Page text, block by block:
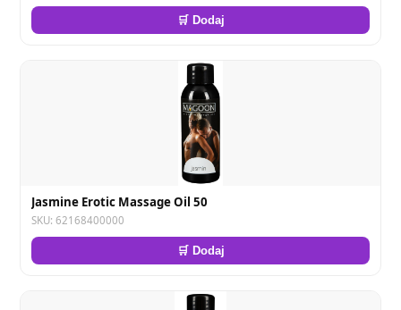
🛒 Dodaj
Jasmine Erotic Massage Oil 50
SKU: 62168400000
🛒 Dodaj